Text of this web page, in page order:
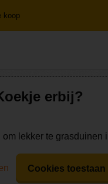
koop
erbij?
lekker te grasduinen
Cookies toestaan